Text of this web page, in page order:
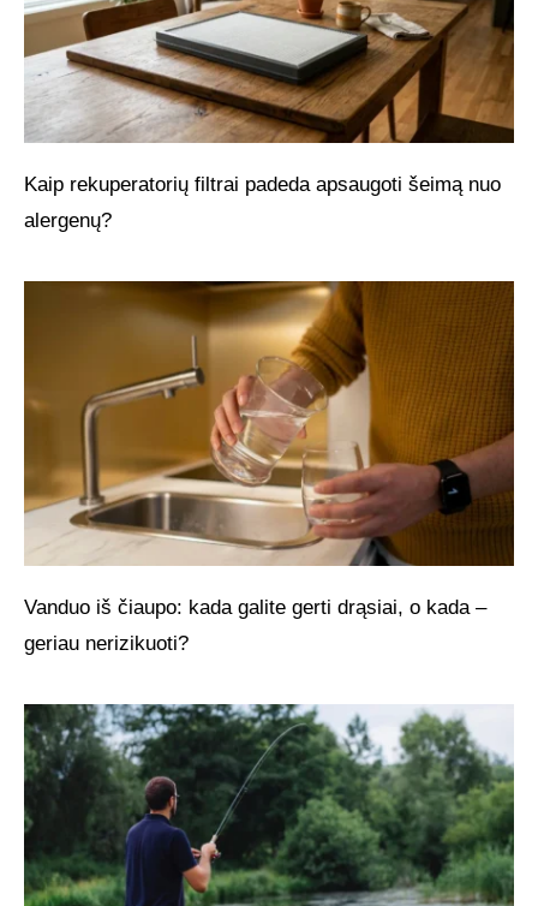
Kaip rekuperatorių filtrai padeda apsaugoti šeimą nuo
alergenų?
Vanduo iš čiaupo: kada galite gerti drąsiai, o kada –
geriau nerizikuoti?